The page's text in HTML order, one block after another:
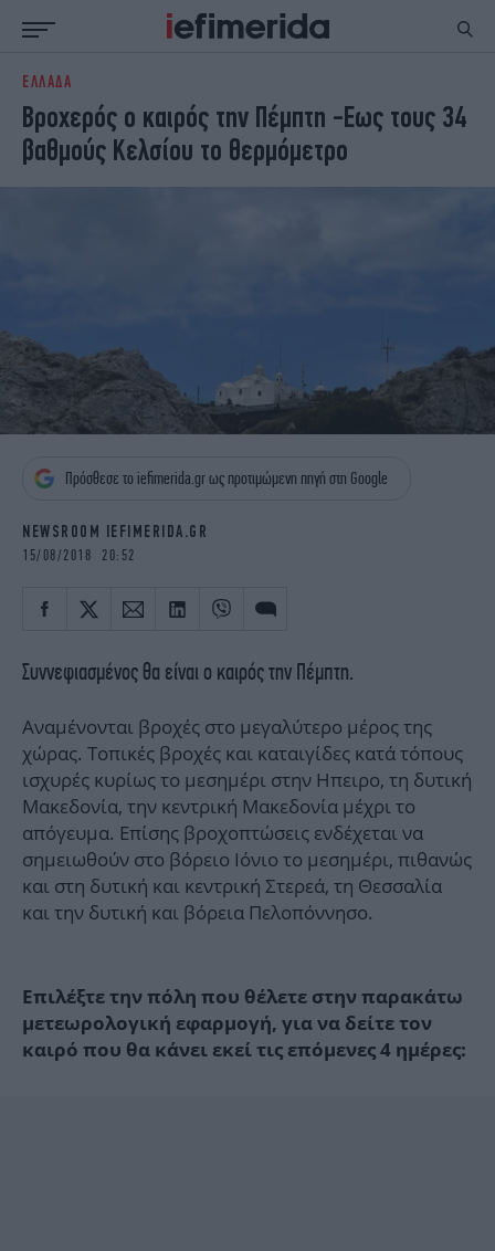
ΕΙΔΗΣΕΙΣ
NON PAPER
ΕΛΛΑΔΑ
ΟΙΚΟΝΟΜΙΑ
ΚΟΣΜΟΣ
ΠΟΛΙΤΙΣΜΟΣ
ΠΑΝΕΛΛΗΝΙΕΣ
ΤΕΧΝΟΛΟΓΙΑ
DESIGN
ΟΛΥΜΠΙΑΚΟΙ ΑΓΩΝΕΣ
EURO
GREEN
iOPINIONS
iGASTRONOMIE
OSCARS
ΕΛΛΑΔΑ
Βροχερός ο καιρός την Πέμπτη -Εως τους 34
βαθμούς Κελσίου το θερμόμετρο
Πρόσθεσε το iefimerida.gr ως προτιμώμενη πηγή στη Google
NEWSROOM IEFIMERIDA.GR
15/08/2018 20:52
Συννεφιασμένος θα είναι ο καιρός την Πέμπτη.
Αναμένονται βροχές στο μεγαλύτερο μέρος της
χώρας. Τοπικές βροχές και καταιγίδες κατά τόπους
ισχυρές κυρίως το μεσημέρι στην Ηπειρο, τη δυτική
Μακεδονία, την κεντρική Μακεδονία μέχρι το
απόγευμα. Επίσης βροχοπτώσεις ενδέχεται να
σημειωθούν στο βόρειο Ιόνιο το μεσημέρι, πιθανώς
και στη δυτική και κεντρική Στερεά, τη Θεσσαλία
και την δυτική και βόρεια Πελοπόννησο.
Επιλέξτε την πόλη που θέλετε στην παρακάτω
μετεωρολογική εφαρμογή, για να δείτε τον
καιρό που θα κάνει εκεί τις επόμενες 4 ημέρες: